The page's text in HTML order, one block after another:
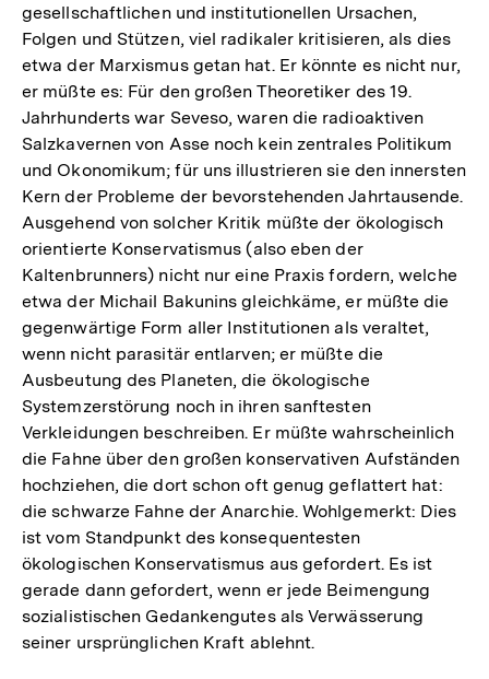
gesellschaftlichen und institutionellen Ursachen,
Folgen und Stützen, viel radikaler kritisieren, als dies
etwa der Marxismus getan hat. Er könnte es nicht nur,
er müßte es: Für den großen Theoretiker des 19.
Jahrhunderts war Seveso, waren die radioaktiven
Salzkavernen von Asse noch kein zentrales Politikum
und Okonomikum; für uns illustrieren sie den innersten
Kern der Probleme der bevorstehenden Jahrtausende.
Ausgehend von solcher Kritik müßte der ökologisch
orientierte Konservatismus (also eben der
Kaltenbrunners) nicht nur eine Praxis fordern, welche
etwa der Michail Bakunins gleichkäme, er müßte die
gegenwärtige Form aller Institutionen als veraltet,
wenn nicht parasitär entlarven; er müßte die
Ausbeutung des Planeten, die ökologische
Systemzerstörung noch in ihren sanftesten
Verkleidungen beschreiben. Er müßte wahrscheinlich
die Fahne über den großen konservativen Aufständen
hochziehen, die dort schon oft genug geflattert hat:
die schwarze Fahne der Anarchie. Wohlgemerkt: Dies
ist vom Standpunkt des konsequentesten
ökologischen Konservatismus aus gefordert. Es ist
gerade dann gefordert, wenn er jede Beimengung
sozialistischen Gedankengutes als Verwässerung
seiner ursprünglichen Kraft ablehnt.